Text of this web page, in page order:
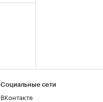
Социальные сети
ВКонтакте